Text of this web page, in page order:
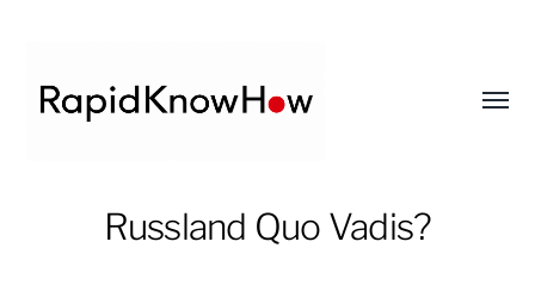
RapidKnowHow
Russland Quo Vadis?